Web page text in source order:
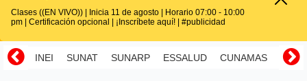
Clases ((EN VIVO)) | Inicia 11 de agosto | Horario 07:00 - 10:00
pm | Certificación opcional | ¡Inscríbete aquí! | #publicidad
INEI SUNAT SUNARP ESSALUD CUNAMAS